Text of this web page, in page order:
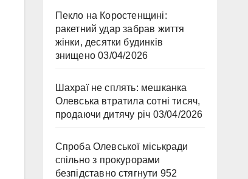
Пекло на Коростенщині:
ракетний удар забрав життя
жінки, десятки будинків
знищено 03/04/2026
Шахраї не сплять: мешканка
Олевська втратила сотні тисяч,
продаючи дитячу річ 03/04/2026
Спроба Олевської міськради
спільно з прокурорами
безпідставно стягнути 952